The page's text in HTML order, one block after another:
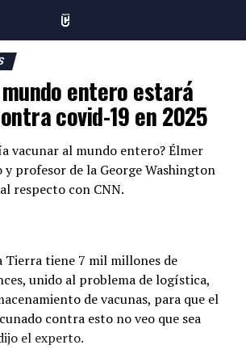
entero estará
covid-19 en 2025
vacunar al mundo entero? Élmer
profesor de la George Washington
respecto con CNN.
Tierra tiene 7 mil millones de
unido al problema de logística,
de vacunas, para que el
contra esto no veo que sea
el experto.